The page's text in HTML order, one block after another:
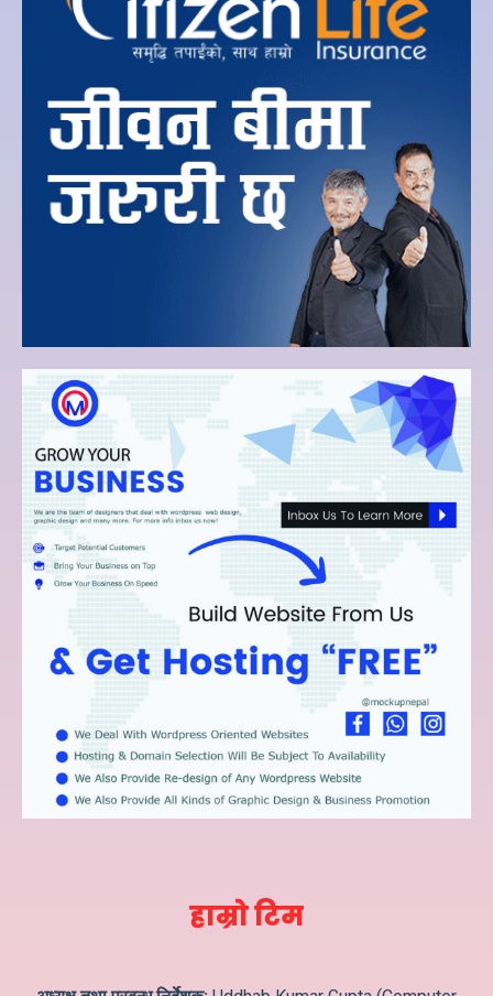
हाम्रो टिम